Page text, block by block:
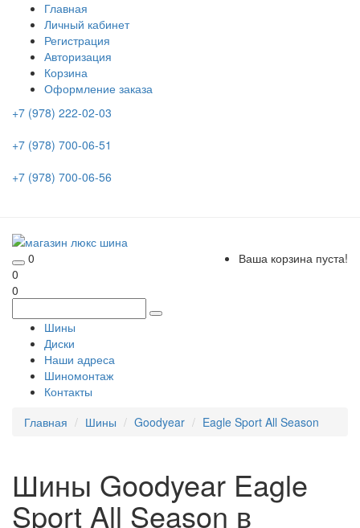
Главная
Личный кабинет
Регистрация
Авторизация
Корзина
Оформление заказа
+7 (978) 222-02-03
+7 (978) 700-06-51
+7 (978) 700-06-56
0
Ваша корзина пуста!
0
0
Шины
Диски
Наши адреса
Шиномонтаж
Контакты
Главная
Шины Goodyear Eagle Sport All Season
Шины Goodyear Eagle
Sport All Season в